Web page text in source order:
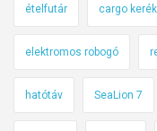
ételfutár cargo
elektromos robogó
hatótáv SeaLion 7